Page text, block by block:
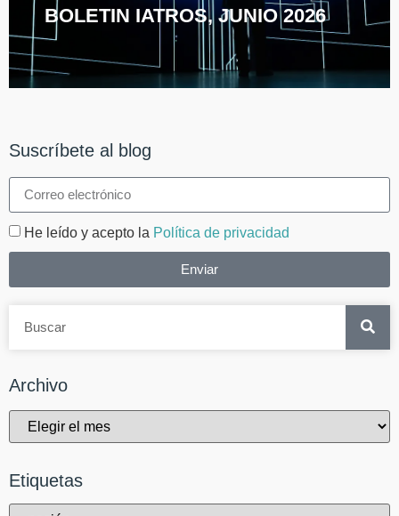
BOLETIN IATROS, JUNIO 2026
Suscríbete al blog
He leído y acepto la Política de privacidad
Enviar
Archivo
Etiquetas